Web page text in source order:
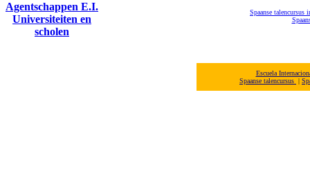
Agentschappen E.I.
Universiteiten en
scholen
Spaanse talencursus
Escuela
Spaanse talencursus |